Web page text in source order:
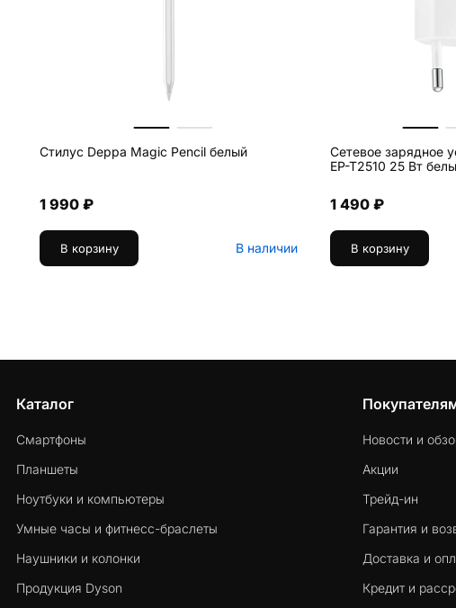
Стилус Deppa Magic Pencil белый
1 990 ₽
В корзину В наличии
Сетевое зарядное
EP-T2510 25 Вт
1 490 ₽
В корзину
Каталог
Смартфоны
Планшеты
Ноутбуки и компьютеры
Умные часы и фитнесс-браслеты
Наушники и колонки
Продукция Dyson
Новости и
Акции
Трейд-ин
Гарантия и
Доставка и
Кредит и